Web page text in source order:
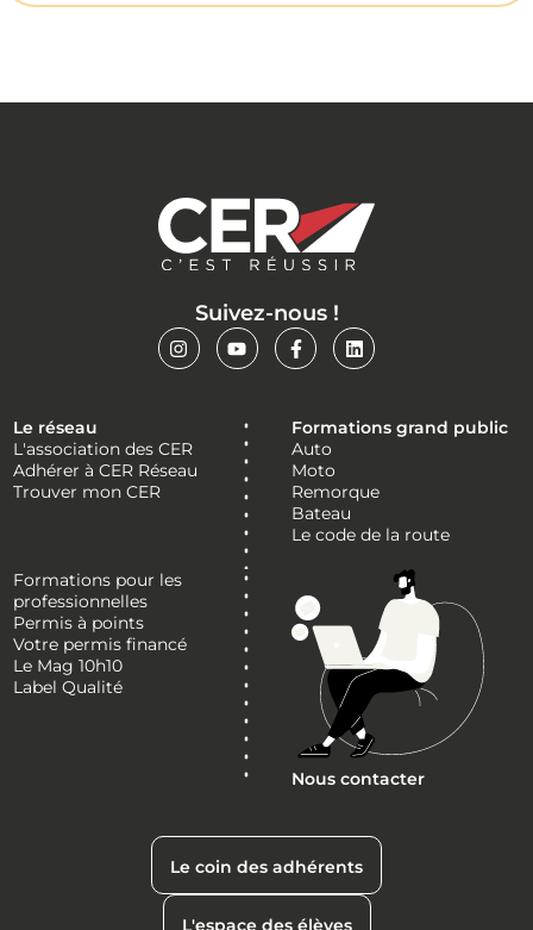
Suivez-nous !
Le réseau
L'association des CER
Adhérer à CER Réseau
Trouver mon CER
Formations grand public
Auto
Moto
Remorque
Bateau
Le code de la route
Formations pour les
professionnelles
Permis à points
Votre permis financé
Le Mag 10h10
Label Qualité
Nous contacter
Le coin des adhérents
L'espace des élèves